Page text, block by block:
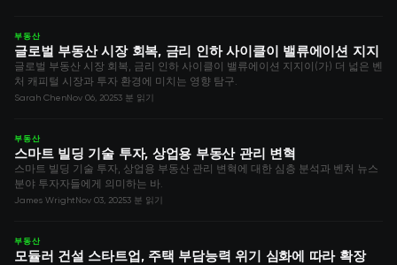
부동산
글로벌 부동산 시장 회복, 금리 인하 사이클이 밸류에이션 지지
글로벌 부동산 시장 회복, 금리 인하 사이클이 밸류에이션 지지이(가) 더 넓은 벤
처 캐피털 시장과 투자 환경에 미치는 영향 탐구.
Sarah ChenNov 06, 20253 분 읽기
부동산
스마트 빌딩 기술 투자, 상업용 부동산 관리 변혁
스마트 빌딩 기술 투자, 상업용 부동산 관리 변혁에 대한 심층 분석과 벤처 뉴스
분야 투자자들에게 의미하는 바.
James WrightNov 03, 20253 분 읽기
부동산
모듈러 건설 스타트업, 주택 부담능력 위기 심화에 따라 확장